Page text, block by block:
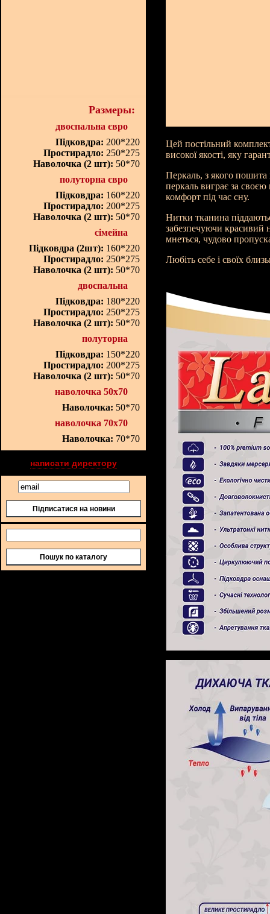
Размеры:
двоспальна євро
Підковдра: 200*220
Простирадло: 250*275
Наволочка (2 шт): 50*70
полуторна євро
Підковдра: 160*220
Простирадло: 200*275
Наволочка (2 шт): 50*70
сімейна
Підковдра (2шт): 160*220
Простирадло: 250*275
Наволочка (2 шт): 50*70
двоспальна
Підковдра: 180*220
Простирадло: 250*275
Наволочка (2 шт): 50*70
полуторна
Підковдра: 150*220
Простирадло: 200*275
Наволочка (2 шт): 50*70
наволочка 50х70
Наволочка: 50*70
наволочка 70х70
Наволочка: 70*70
написати директору
Підписатися на новини
Пошук по каталогу
Цей постільний
високої якості, яку
Перкаль, з якого пошита
перкаль виграє за
комфорт під час сну.
Нитки тканина
забезпечуючи красивий
мнеться, чудово
Любіть себе і своїх